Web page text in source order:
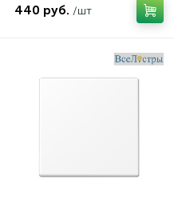
440 руб. /шт